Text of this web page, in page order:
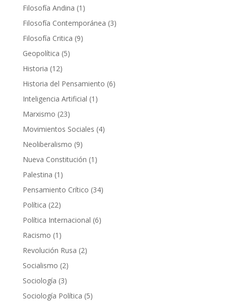
productos
Filosofía Andina 1 1
producto
Filosofía Contemporánea 33
Filosofía Critica 99
Geopolítica 55
Historia 1212
productos
Historia del Pensamiento 66
Inteligencia Artificial 1 1
Marxismo 2323
productos
Movimientos Sociales 44
Neoliberalismo 99
productos
Nueva Constitución 1 1
Palestina 1 1
producto
Pensamiento Crítico 3434
Política 2222
productos
Política Internacional 66
Racismo 1 1
producto
Revolución Rusa 22
Socialismo 22
productos
Sociología 33
productos
Sociología Política 55